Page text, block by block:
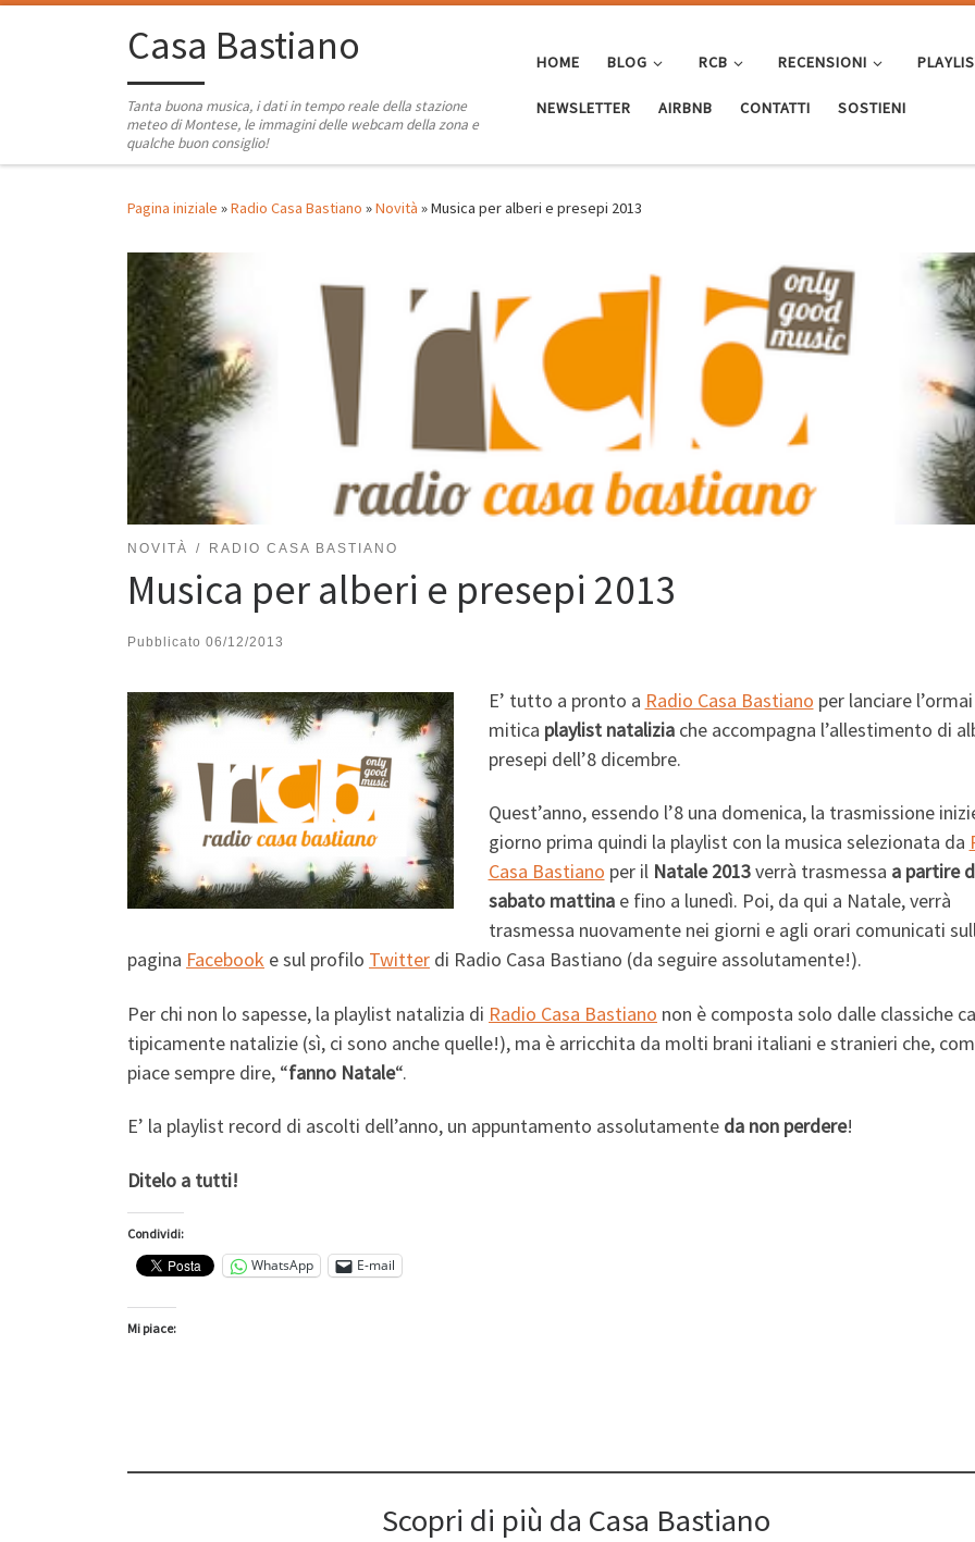
Passa al contenutoCasa Bastiano
Tanta buona musica, i dati in tempo reale della stazione
meteo di Montese, le immagini delle webcam della zona e
qualche buon consiglio!
HOME BLOG RCB RECENSIONI
NEWSLETTER AIRBNB CONTATTI SOSTIENI
Pagina iniziale »Radio Casa Bastiano »Novità »Musica per alberi e presepi 2013
NOVITÀ RADIO CASA BASTIANO
Musica per alberi e presepi 2013
Pubblicato 06/12/2013
E’ tutto a pronto a Radio Casa Bastiano per lanciare l’ormai
mitica playlist nataliziache accompagna l’allestimento di
presepi dell’8 dicembre.
Quest’anno, essendo l’8 una domenica, la trasmissione
giorno prima quindi la playlist con la musica selezionata da
Casa Bastiano per il Natale 2013verrà trasmessa a partire
sabato mattinae fino a lunedì. Poi, da qui a Natale, verrà
trasmessa nuovamente nei giorni e agli orari comunicati
pagina Facebook e sul profilo Twitter di Radio Casa Bastiano (da seguire assolutamente!).
Per chi non lo sapesse, la playlist natalizia di Radio Casa Bastiano non è composta solo dalle classiche
tipicamente natalizie (sì, ci sono anche quelle!), ma è arricchita da molti brani italiani e stranieri che,
piace sempre dire, “fanno Natale“.
E’ la playlist record di ascolti dell’anno, un appuntamento assolutamente da non perdere!
Ditelo a tutti!
Condividi:
WhatsApp E-mail
Mi piace:
Scopri di più da Casa Bastiano